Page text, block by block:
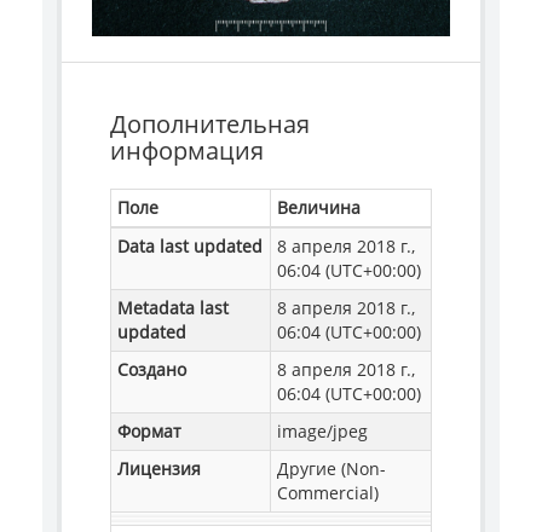
Дополнительная
информация
Поле
Величина
Data last updated
8 апреля 2018 г.,
06:04 (UTC+00:00)
Metadata last
updated
8 апреля 2018 г.,
06:04 (UTC+00:00)
Создано
8 апреля 2018 г.,
06:04 (UTC+00:00)
Формат
image/jpeg
Лицензия
Другие (Non-
Commercial)